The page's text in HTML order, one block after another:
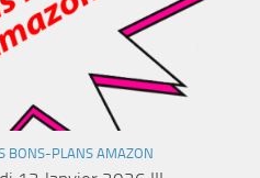
BONS-PLANS AMAZON